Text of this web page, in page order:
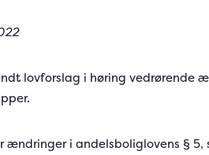
lovforslag i høring vedrørende
ændringer i andelsboliglovens § 5,